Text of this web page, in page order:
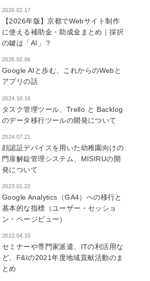
2026.02.17
【2026年版】京都でWebサイト制作
に使える補助金・助成金まとめ｜採択
の鍵は「AI」？
2026.02.06
Google AIと歩む、これからのWebと
アプリの話
2024.10.16
タスク管理ツール、Trello と Backlog
のデータ移行ツールの開発について
2024.07.21
顔認証デバイスを用いた幼稚園向けの
門扉解錠管理システム、MISIRUの開
発について
2023.01.22
Google Analytics（GA4）への移行と
基本的な指標（ユーザー・セッショ
ン・ページビュー）
2022.04.15
セミナーや専門家派遣、ITの利活用な
ど、F&Iの2021年度地域貢献活動のま
とめ